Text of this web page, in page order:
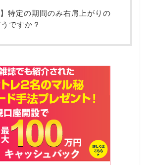
】特定の期間のみ右肩上がりの
ですか？